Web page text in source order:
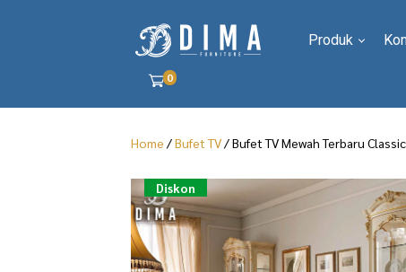
Produk
0
Home /Bufet TV/ Bufet TV Mewah Terbaru
Diskon